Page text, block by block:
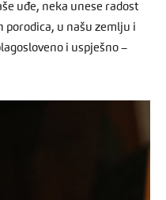
uđe, neka unese radost
porodica, u našu zemlju i
i uspješno –